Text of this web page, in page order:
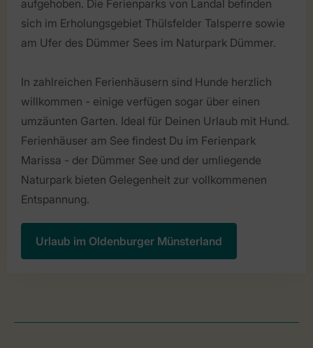
aufgehoben. Die Ferienparks von Landal befinden
sich im Erholungsgebiet Thülsfelder Talsperre sowie
am Ufer des Dümmer Sees im Naturpark Dümmer.
In zahlreichen Ferienhäusern sind Hunde herzlich
willkommen - einige verfügen sogar über einen
umzäunten Garten. Ideal für Deinen Urlaub mit Hund.
Ferienhäuser am See findest Du im Ferienpark
Marissa - der Dümmer See und der umliegende
Naturpark bieten Gelegenheit zur vollkommenen
Entspannung.
Urlaub im Oldenburger Münsterland